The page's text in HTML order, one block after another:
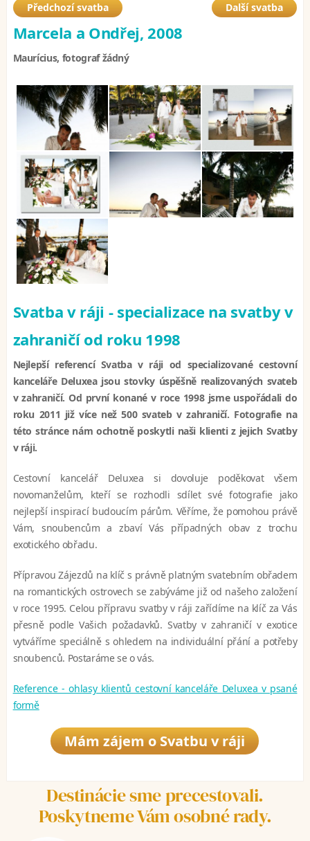
Předchozí svatba Další svatba
Marcela a Ondřej, 2008
Maurícius, fotograf žádný
Svatba v ráji - specializace na svatby v
zahraničí od roku 1998
Nejlepší referencí Svatba v ráji od specializované cestovní
kanceláře Deluxea jsou stovky úspěšně realizovaných svateb
v zahraničí. Od první konané v roce 1998 jsme uspořádali do
roku 2011 již více než 500 svateb v zahraničí. Fotografie na
této stránce nám ochotně poskytli naši klienti z jejich Svatby
v ráji.
Cestovní kancelář Deluxea si dovoluje poděkovat všem
novomanželům, kteří se rozhodli sdílet své fotografie jako
nejlepší inspirací budoucím párům. Věříme, že pomohou právě
Vám, snoubencům a zbaví Vás případných obav z trochu
exotického obřadu.
Přípravou Zájezdů na klíč s právně platným svatebním obřadem
na romantických ostrovech se zabýváme již od našeho založení
v roce 1995. Celou přípravu svatby v ráji zařídíme na klíč za Vás
přesně podle Vašich požadavků. Svatby v zahraničí v exotice
vytváříme speciálně s ohledem na individuální přání a potřeby
snoubenců. Postaráme se o vás.
Reference - ohlasy klientů cestovní kanceláře Deluxea v psané
formě
Mám zájem o Svatbu v ráji
Destinácie sme precestovali.
Poskytneme Vám osobné rady.